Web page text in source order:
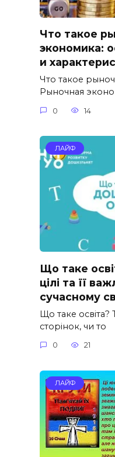
Что такое
экономика:
и
Что такое
Рыночная
0 14
ЛАЙФ
Що таке
цілі та її
сучасному
Що таке освіта?
сторінок, чи то
0 21
ЛАЙФ